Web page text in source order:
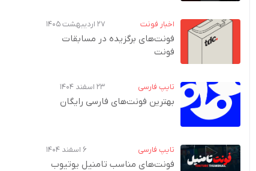
اخبار فونت ۲۷ اردیبهشت ۱۴۰۵
فونت‌های برگزیده در مسابقات
فونت
تایپ فارسی ۲۳ اسفند ۱۴۰۴
بهترین فونت‌های فارسی رایگان
تایپ فارسی ۶ اسفند ۱۴۰۴
فونت‌های مناسب تامنیل یوتیوب